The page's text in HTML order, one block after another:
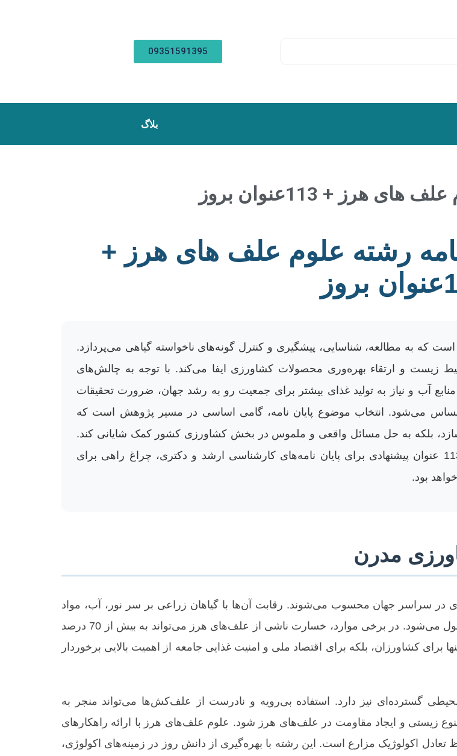
09351591395
بلاگ
+ 113عنوان بروز
رشته علوم علف های هرز +
که به مطالعه، شناسایی، پیشگیری و کنترل گونه‌های ناخواسته گیاهی می‌پردازد.
زیست و ارتقاء بهره‌وری محصولات کشاورزی ایفا می‌کند. با توجه به چالش‌های
آب و نیاز به تولید غذای بیشتر برای جمعیت رو به رشد جهان، ضرورت تحقیقات
احساس می‌شود. انتخاب موضوع پایان نامه، گامی اساسی در مسیر پژوهش است که
سازد، بلکه به حل مسائل واقعی و ملموس در بخش کشاورزی کشور کمک شایانی کند.
این مقاله جامع، با هدف معرفی تازه‌ترین رویکردها و ارائه 113 عنوان پیشنهادی برای پایان نامه‌های کارشناسی ارشد و دکتری، چراغ راهی برای
بود.
مدرن
سراسر جهان محسوب می‌شوند. رقابت آن‌ها با گیاهان زراعی بر سر نور، آب، مواد
غذایی و فضا، منجر به کاهش قابل توجهی در کمیت و کیفیت محصول می‌شود. در برخی موارد، خسارت ناشی از علف‌های هرز می‌تواند به بیش از 70 درصد
کشاورزان، بلکه برای اقتصاد ملی و امنیت غذایی جامعه از اهمیت بالایی برخوردار
گسترده‌ای نیز دارد. استفاده بی‌رویه و نادرست از علف‌کش‌ها می‌تواند منجر به
زیستی و ایجاد مقاومت در علف‌های هرز شود. علوم علف‌های هرز با ارائه راهکارهای
اکولوژیک مزارع است. این رشته با بهره‌گیری از دانش روز در زمینه‌های اکولوژی،